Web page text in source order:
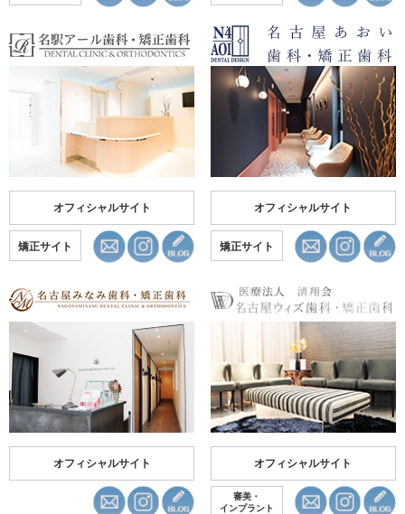
オフィシャルサイト
矯正サイト
オフィシャルサイト
矯正サイト
オフィシャルサイト オフィシャルサイト
審美・
インプラント